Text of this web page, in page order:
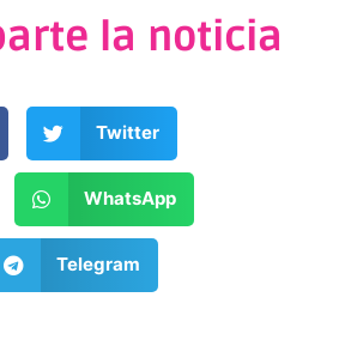
la noticia
Twitter
WhatsApp
Telegram